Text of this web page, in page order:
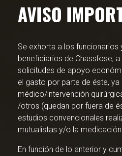
AVISO
Se exhorta a los funcionarios
beneficiarios de Chassfose,
solicitudes de apoyo
el gasto por parte de éste, ya
médico/intervención
/otros (quedan por fuera de
estudios convencionales
mutualistas y/o la
En función de lo anterior y